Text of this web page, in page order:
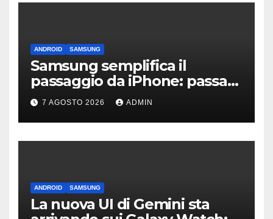
ANDROID SAMSUNG
Samsung semplifica il
passaggio da iPhone: passa
WhatsApp e c’è l’assistenza
7 AGOSTO 2026 ADMIN
ANDROID SAMSUNG
La nuova UI di Gemini sta